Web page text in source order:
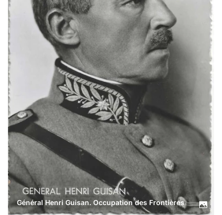
Général Henri Guisan. Occupation des Frontières